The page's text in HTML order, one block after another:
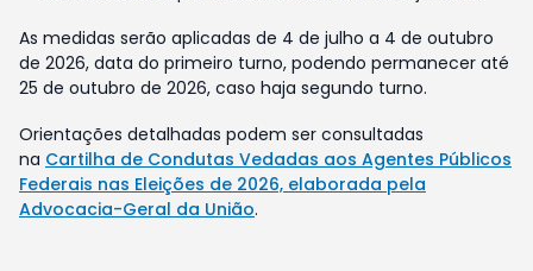
As medidas serão aplicadas de 4 de julho a 4 de outubro
de 2026, data do primeiro turno, podendo permanecer até
25 de outubro de 2026, caso haja segundo turno.
Orientações detalhadas podem ser consultadas
na Cartilha de Condutas Vedadas aos Agentes Públicos
Federais nas Eleições de 2026, elaborada pela
Advocacia-Geral da União.